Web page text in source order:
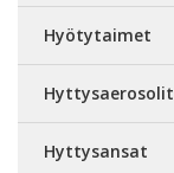
Hyötytaimet
Hyttysaerosolit
Hyttysansat